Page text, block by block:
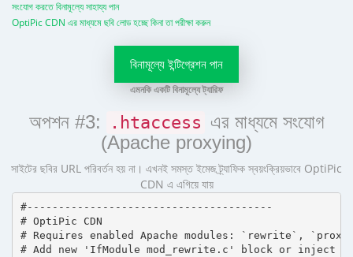
সংযোগ করতে বিনামূল্যে সাহায্য পান
OptiPic CDN এর মাধ্যমে ছবি লোড হচ্ছে কিনা তা পরীক্ষা করুন
বিনামূল্যে ইন্টিগ্রেশন পান
এমনকি একটি বিনামূল্যে ট্যারিফ
অপশন #3: .htaccess এর মাধ্যমে সংযোগ
(Apache proxying)
সাইটের ছবির URL পরিবর্তন হয় না। এখনই সমস্ত ইমেজ ট্র্যাফিক স্বয়ংক্রিয়ভাবে OptiPic
CDN এ এগিয়ে যায়
#---------------------------------------
# OptiPic CDN
# Requires enabled Apache modules: `rewrite`,
# Add new 'IfModule mod_rewrite.c' block or inject